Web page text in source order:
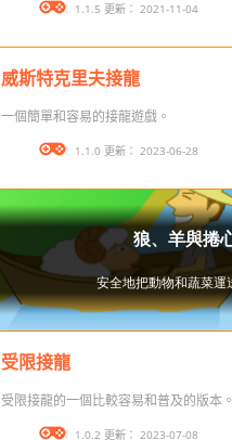
版本： 1.1.5 更新： 2021-11-04
威斯特克里夫接龍
一個簡單和容易的接龍遊戲。
版本： 1.1.0 更新： 2023-06-28
受限接龍
受限接龍的一個比較容易和普及的版本。
版本： 1.0.2 更新： 2023-07-08